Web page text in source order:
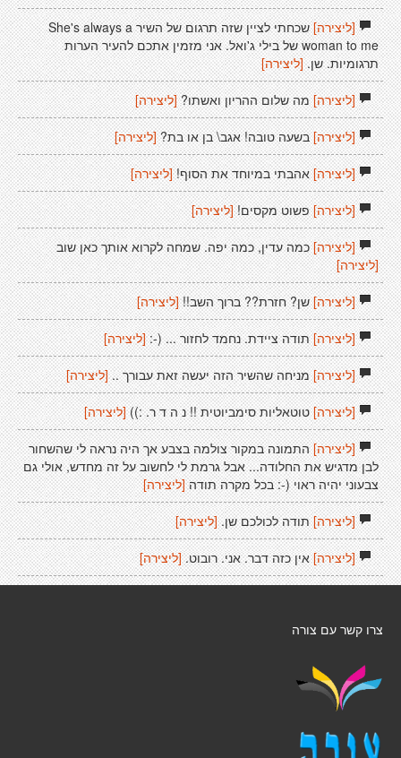
[ליצירה]
שכחתי לציין שזה תרגום של השיר She's always a
woman to me של בילי ג'ואל. אני מזמין אתכם להעיר הערות
תרגומיות. שן. [ליצירה]
[ליצירה]מה שלום ההריון ואשתו? [ליצירה]
[ליצירה]בשעה טובה! אגב\ בן או בת? [ליצירה]
[ליצירה]אהבתי במיוחד את הסוף![ליצירה]
[ליצירה]פשוט מקסים![ליצירה]
[ליצירה]כמה עדין, כמה יפה. שמחה לקרוא אותך כאן שוב
[ליצירה]
[ליצירה]שן? חזרת?? ברוך השב!! [ליצירה]
[ליצירה]תודה ציידת. נחמד לחזור ... (-: [ליצירה]
[ליצירה]מניחה שהשיר הזה יעשה זאת עבורך .. [ליצירה]
[ליצירה]טוטאליות סימביוטית !! נ ה ד ר. :)) [ליצירה]
[ליצירה]התמונה במקור צולמה בצבע אך היה נראה לי שהשחור
לבן מדגיש את החלודה... אבל גרמת לי לחשוב על זה מחדש, אולי גם
צבעוני יהיה ראוי (-: בכל מקרה תודה [ליצירה]
[ליצירה]תודה לכולכם שן. [ליצירה]
[ליצירה]אין כזה דבר. אני. רובוט.[ליצירה]
צרו קשר עם צורה